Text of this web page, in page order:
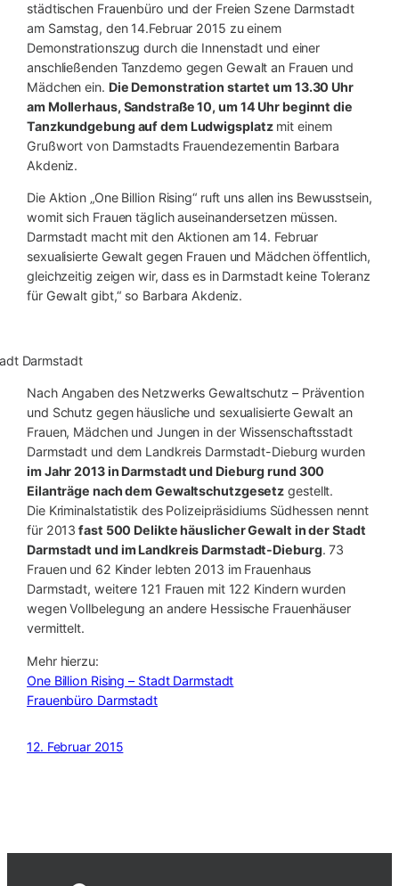
städtischen Frauenbüro und der Freien Szene Darmstadt
am Samstag, den 14.Februar 2015 zu einem
Demonstrationszug durch die Innenstadt und einer
anschließenden Tanzdemo gegen Gewalt an Frauen und
Mädchen ein. Die Demonstration startet um 13.30 Uhr
am Mollerhaus, Sandstraße 10, um 14 Uhr beginnt die
Tanzkundgebung auf dem Ludwigsplatzmit einem
Grußwort von Darmstadts Frauendezernentin Barbara
Akdeniz.
Die Aktion „One Billion Rising“ ruft uns allen ins Bewusstsein,
womit sich Frauen täglich auseinandersetzen müssen.
Darmstadt macht mit den Aktionen am 14. Februar
sexualisierte Gewalt gegen Frauen und Mädchen öffentlich,
gleichzeitig zeigen wir, dass es in Darmstadt keine Toleranz
für Gewalt gibt,“ so Barbara Akdeniz.
Darmstadt
Nach Angaben des Netzwerks Gewaltschutz – Prävention
und Schutz gegen häusliche und sexualisierte Gewalt an
Frauen, Mädchen und Jungen in der Wissenschaftsstadt
Darmstadt und dem Landkreis Darmstadt-Dieburg wurden
im Jahr 2013 in Darmstadt und Dieburg rund 300
Eilanträge nach dem Gewaltschutzgesetz gestellt.
Die Kriminalstatistik des Polizeipräsidiums Südhessen nennt
für 2013 fast 500 Delikte häuslicher Gewalt in der Stadt
Darmstadt und im Landkreis Darmstadt-Dieburg. 73
Frauen und 62 Kinder lebten 2013 im Frauenhaus
Darmstadt, weitere 121 Frauen mit 122 Kindern wurden
wegen Vollbelegung an andere Hessische Frauenhäuser
vermittelt.
Mehr hierzu:
One Billion Rising – Stadt Darmstadt
Frauenbüro Darmstadt
12. Februar 2015